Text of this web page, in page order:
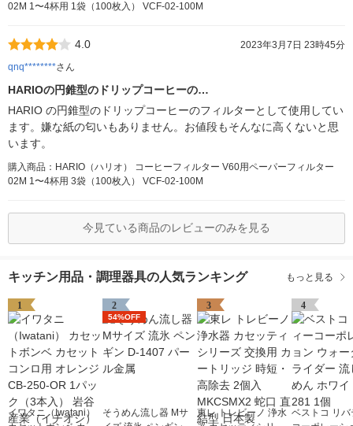
02M 1〜4杯用 1袋（100枚入） VCF-02-100M
4.0
2023年3月7日 23時45分
qnq********さん
HARIOの円錐型のドリップコーヒーの…
HARIO の円錐型のドリップコーヒーのフィルターとして使用してい
ます。嫌な紙の匂いもありません。お値段もそんなに高くないと思
います。
購入商品：HARIO（ハリオ） コーヒーフィルター V60用ペーパーフィルター
02M 1〜4杯用 3袋（100枚入） VCF-02-100M
今見ている商品のレビューのみを見る
キッチン用品・調理器具の人気ランキング もっと見る
1
イワタニ（Iwatani）
2
54%OFF
そうめん流し器 Mサ
3
東レ トレビーノ 浄水
4
ベストコ リバ